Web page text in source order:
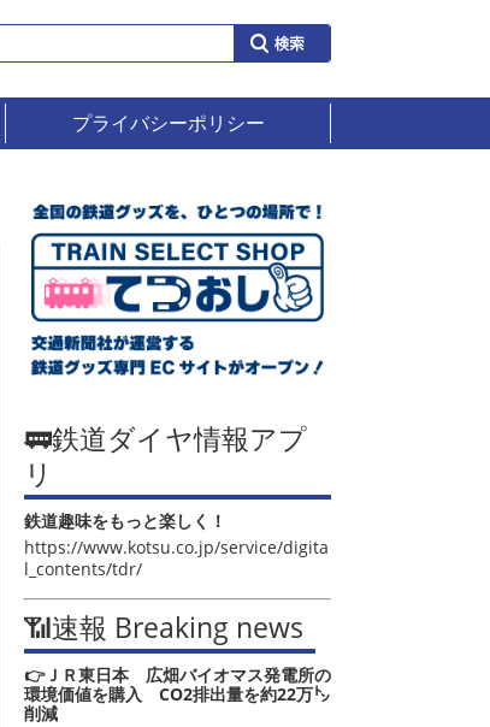
プライバシーポリシー
🚃鉄道ダイヤ情報アプ
リ
鉄道趣味をもっと楽しく！
https://www.kotsu.co.jp/service/digita
l_contents/tdr/
📶速報 Breaking news
👉ＪＲ東日本 広畑バイオマス発電所の
環境価値を購入 CO2排出量を約22万㌧
削減